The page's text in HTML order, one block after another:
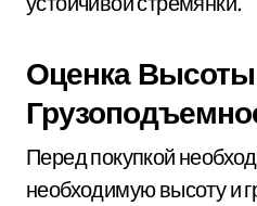
Оценка
Перед покупкой
необходимую высоту и